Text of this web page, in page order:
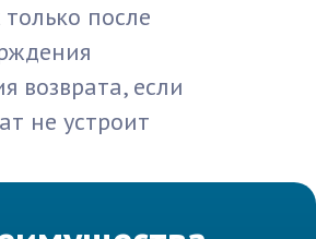
после
возврата, если
не устроит